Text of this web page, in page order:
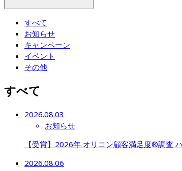
すべて
お知らせ
キャンペーン
イベント
その他
すべて
2026.08.03
お知らせ
【受賞】2026年 オリコン顧客満足度®調査
2026.08.06